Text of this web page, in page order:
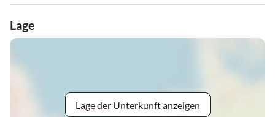
Lage
Lage der Unterkunft anzeigen